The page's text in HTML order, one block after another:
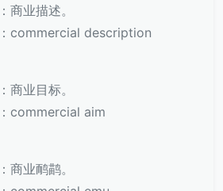
商业描述。
commercial description
商业目标。
commercial aim
商业鸸鹋。